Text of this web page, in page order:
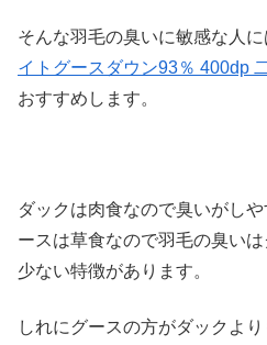
そんな羽毛の臭いに敏感な人に
イトグースダウン93％ 400dp
おすすめします。
ダックは肉食なので臭いがし
ースは草食なので羽毛の臭い
少ない特徴があります。
しれにグースの方がダックよ